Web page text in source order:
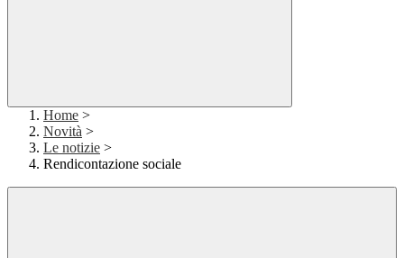
Home >
Novità >
Le notizie >
Rendicontazione sociale